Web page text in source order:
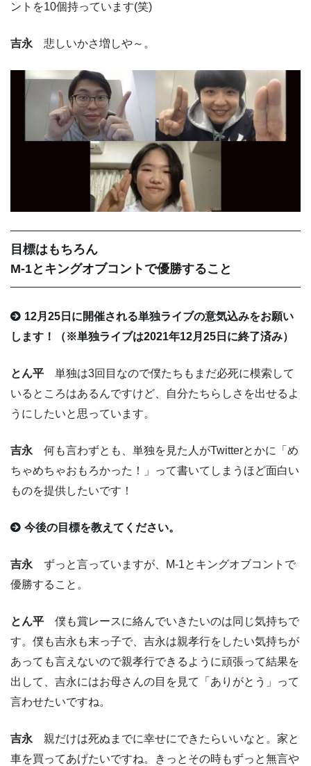
ントを10個持っています(笑)
吉永 悲しいかさ増しや～。
目標はもちろん
M-1とキングオブコントで優勝すること
12月25日に開催される単独ライブの意気込みをお願い
します！（※単独ライブは2021年12月25日に終了済み）
とん平 単独は3回目なので僕たちもまだ必死に模索して
いるところはあるんですけど、自分たちらしさを出せるよ
うにしたいと思っています。
吉永 何も言わずとも、単独を見た人がTwitterとかに「め
ちゃめちゃおもろかった！」って書いてしまうほど面白い
ものを提供したいです！
今後の目標を教えてください。
吉永 ずっと言っていますが、M-1とキングオブコントで
優勝すること。
とん平 僕も賞レースに絡んでいきたいのは同じ気持ちで
す。僕も吉永も末っ子で、吉永は親孝行をしたい気持ちが
あっても言えないので親孝行できるように頑張って結果を
出して、吉永にはお母さんの目を見て「ありがとう」って
言わせたいですね。
吉永 親だけは死ぬまでに幸せにできたらいいなと。家と
車を買ってあげたいですね。きっとその時もずっと無言や